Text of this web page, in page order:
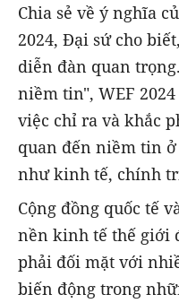
Chia sẻ về ý nghĩa
2024, Đại sứ cho
diễn đàn quan
niềm tin", WEF
việc chỉ ra và khắc
quan đến niềm tin
như kinh tế, chính
Cộng đồng quốc tế
nền kinh tế thế giới
phải đối mặt với
biến động trong